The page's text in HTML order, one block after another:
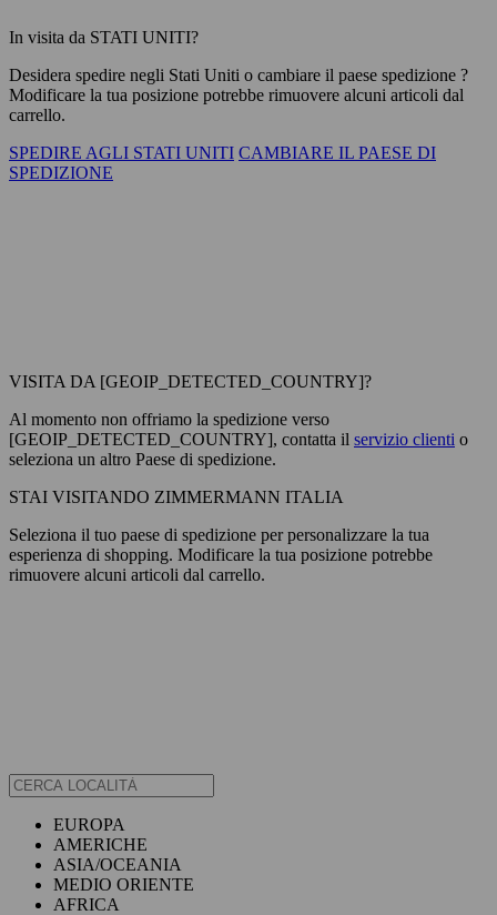
In visita da STATI UNITI?
Desidera spedire negli Stati Uniti o cambiare il paese spedizione ?
Modificare la tua posizione potrebbe rimuovere alcuni articoli dal
carrello.
SPEDIRE AGLI STATI UNITI CAMBIARE IL PAESE DI
SPEDIZIONE
VISITA DA [GEOIP_DETECTED_COUNTRY]?
Al momento non offriamo la spedizione verso
[GEOIP_DETECTED_COUNTRY], contatta il servizio clienti o
seleziona un altro Paese di spedizione.
STAI VISITANDO ZIMMERMANN ITALIA
Seleziona il tuo paese di spedizione per personalizzare la tua
esperienza di shopping. Modificare la tua posizione potrebbe
rimuovere alcuni articoli dal carrello.
EUROPA
AMERICHE
ASIA/OCEANIA
MEDIO ORIENTE
AFRICA